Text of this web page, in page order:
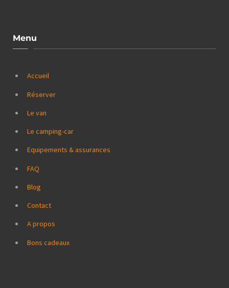
Menu
Accueil
Réserver
Le van
Le camping-car
Equipements & assurances
FAQ
Blog
Contact
A propos
Bons cadeaux